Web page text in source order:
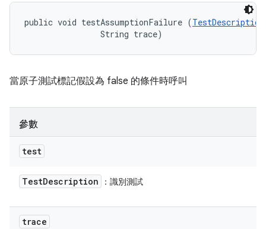
public void testAssumptionFailure (TestDescription
                String trace)
當原子測試標記假設為 false 的條件時呼叫
參數
test
TestDescription ：識別測試
trace